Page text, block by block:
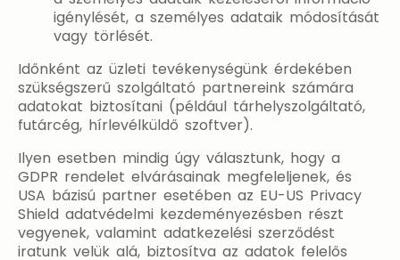
igénylését, a személyes adataik módosítását
vagy törlését.
Időnként az üzleti tevékenységünk érdekében
szükségszerű szolgáltató partnereink számára
adatokat biztosítani (például tárhelyszolgáltató,
futárcég, hírlevélküldő szoftver).
Ilyen esetben mindig úgy választunk, hogy a
GDPR rendelet elvárásainak megfeleljenek, és
USA bázisú partner esetében az EU-US Privacy
Shield adatvédelmi kezdeményezésben részt
vegyenek, valamint adatkezelési szerződést
iratunk velük alá, biztosítva az adatok felelős